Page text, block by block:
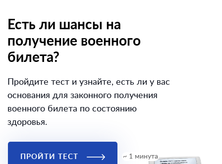
Есть ли шансы на
получение военного
билета?
Пройдите тест и узнайте, есть ли у вас
основания для законного получения
военного билета по состоянию
здоровья.
ПРОЙТИ ТЕСТ ~ 1 минута